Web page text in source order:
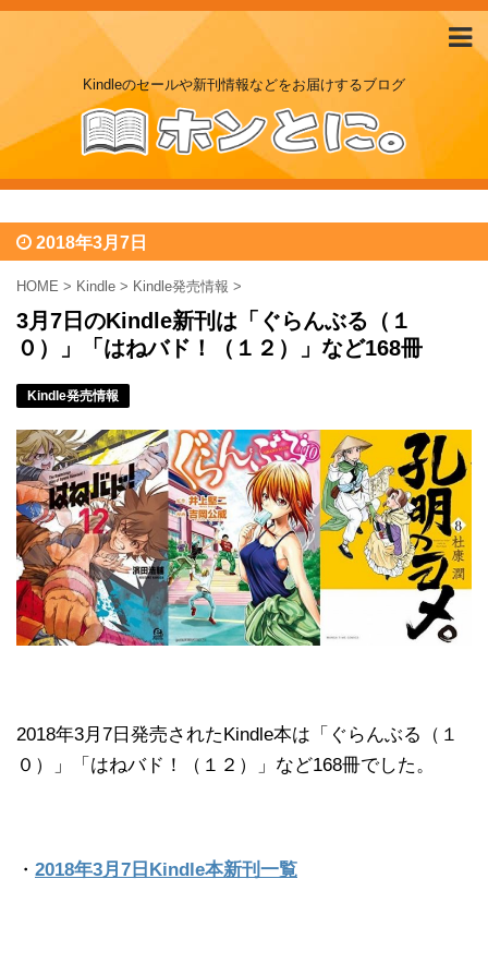
Kindleのセールや新刊情報などをお届けするブログ
2018年3月7日
HOME > Kindle > Kindle発売情報 >
3月7日のKindle新刊は「ぐらんぶる（１
０）」「はねバド！（１２）」など168冊
Kindle発売情報
2018年3月7日発売されたKindle本は「ぐらんぶる（１
０）」「はねバド！（１２）」など168冊でした。
・ 2018年3月7日Kindle本新刊一覧